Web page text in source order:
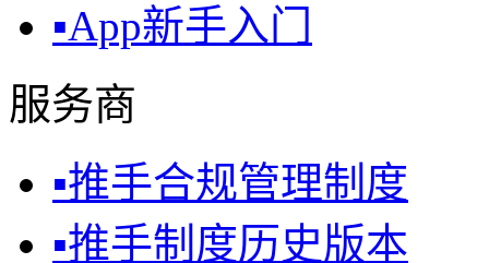
▪App新手入门
服务商
▪推手合规管理制度
▪推手制度历史版本